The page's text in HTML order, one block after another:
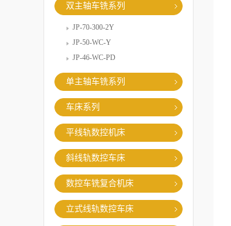
双主轴车铣系列
JP-70-300-2Y
JP-50-WC-Y
JP-46-WC-PD
单主轴车铣系列
车床系列
平线轨数控机床
斜线轨数控车床
数控车铣复合机床
立式线轨数控车床